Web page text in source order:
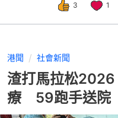
3 1
港聞 社會新聞
渣打馬拉松2026
療 59跑手送院